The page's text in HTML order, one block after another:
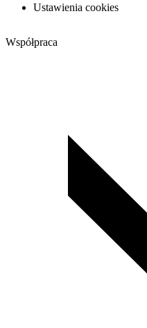
Ustawienia cookies
Współpraca